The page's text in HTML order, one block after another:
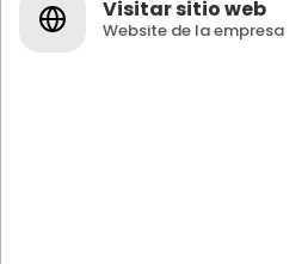
Visitar sitio web
Website de la empresa